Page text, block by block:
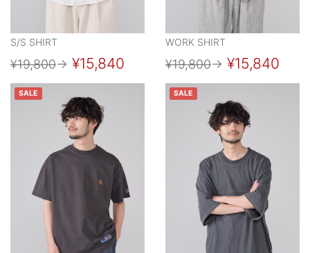
S/S SHIRT
¥19,800→ ¥15,840
WORK SHIRT
¥19,800→ ¥15,840
SALE SALE